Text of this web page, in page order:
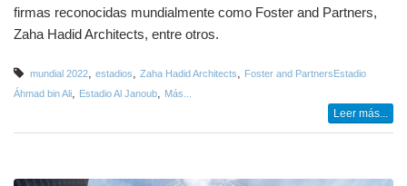
firmas reconocidas mundialmente como Foster and Partners,
Zaha Hadid Architects, entre otros.
mundial 2022, estadios, Zaha Hadid Architects, Foster and PartnersEstadio
Áhmad bin Ali, Estadio Al Janoub, Más...
Leer más...